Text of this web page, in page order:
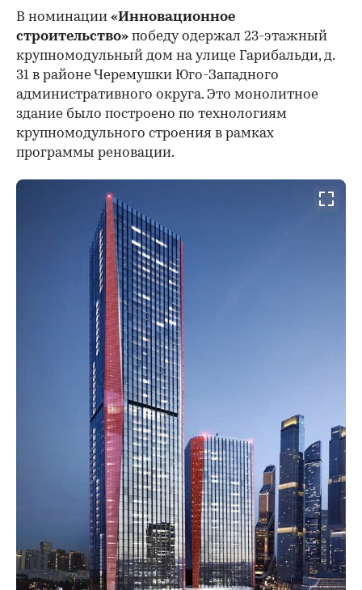
В номинации «Инновационное
строительство» победу одержал 23-этажный
крупномодульный дом на улице Гарибальди, д.
31 в районе Черемушки Юго-Западного
административного округа. Это монолитное
здание было построено по технологиям
крупномодульного строения в рамках
программы реновации.